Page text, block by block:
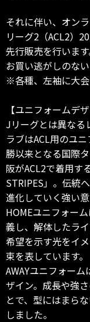
それに伴い、オン
リーグ2（ACL2）
先行販売を行います
お買い逃がしのな
※各種、左袖に大会
【ユニフォームデ
Jリーグとは異なる
ラブはACL用のユ
勝以来となる国際
阪がACL2で着用す
STRIPES」。伝統
進化していく強い
HOMEユニフォー
義し、解体したラ
希望を示す光をイ
束を表しています。
AWAYユニフォー
ザイン。成長や強
とで、型にはまら
しました。